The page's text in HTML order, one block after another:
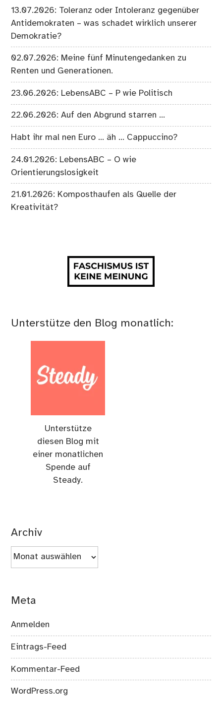
13.07.2026: Toleranz oder Intoleranz gegenüber
Antidemokraten – was schadet wirklich unserer
Demokratie?
02.07.2026: Meine fünf Minutengedanken zu
Renten und Generationen.
23.06.2026: LebensABC – P wie Politisch
22.06.2026: Auf den Abgrund starren …
Habt ihr mal nen Euro … äh … Cappuccino?
24.01.2026: LebensABC – O wie
Orientierungslosigkeit
21.01.2026: Komposthaufen als Quelle der
Kreativität?
Unterstütze den Blog monatlich:
Unterstütze
diesen Blog mit
einer monatlichen
Spende auf
Steady.
Archiv
Archiv
Meta
Anmelden
Eintrags-Feed
Kommentar-Feed
WordPress.org